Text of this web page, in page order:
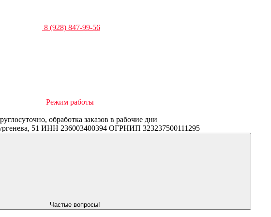
8 (928) 847-99-56
Режим работы
обработка заказов в рабочие дни
51 ИНН 236003400394 ОГРНИП 323237500111295
Частые вопросы!